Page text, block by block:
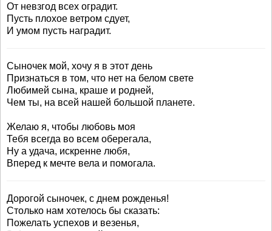
От невзгод всех оградит.
Пусть плохое ветром сдует,
И умом пусть наградит.
Сыночек мой, хочу я в этот день
Признаться в том, что нет на белом свете
Любимей сына, краше и родней,
Чем ты, на всей нашей большой планете.
Желаю я, чтобы любовь моя
Тебя всегда во всем оберегала,
Ну а удача, искренне любя,
Вперед к мечте вела и помогала.
Дорогой сыночек, с днем рожденья!
Столько нам хотелось бы сказать:
Пожелать успехов и везенья,